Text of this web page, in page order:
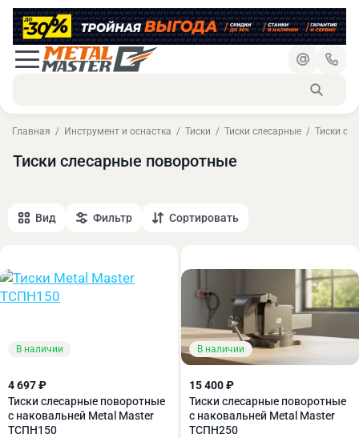
Главная Инструмент и оснастка Тиски Тиски слесарные Тиски
Тиски слесарные поворотные
Вид Фильтр Сортировать
В наличии
4 697 ₽
Тиски слесарные поворотные
с наковальней Metal Master
ТСПН150
В наличии
15 400 ₽
Тиски слесарные поворотные
с наковальней Metal Master
ТСПН250